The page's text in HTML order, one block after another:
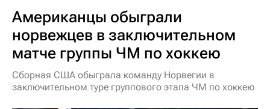
Американцы обыграли
норвежцев в заключительном
матче группы ЧМ по хоккею
Сборная США обыграла команду Норвегии в
заключительном туре группового этапа ЧМ по хоккею